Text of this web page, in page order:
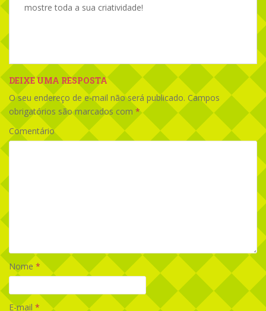
mostre toda a sua criatividade!
DEIXE UMA RESPOSTA
O seu endereço de e-mail não será publicado. Campos
obrigatórios são marcados com *
Comentário
Nome *
E-mail *